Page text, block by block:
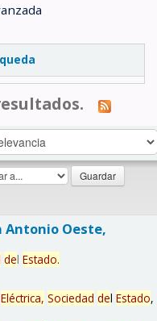
Antonio Oeste,
del Estado.
Eléctrica, Sociedad del Estado,